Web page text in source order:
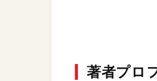
著者プロ